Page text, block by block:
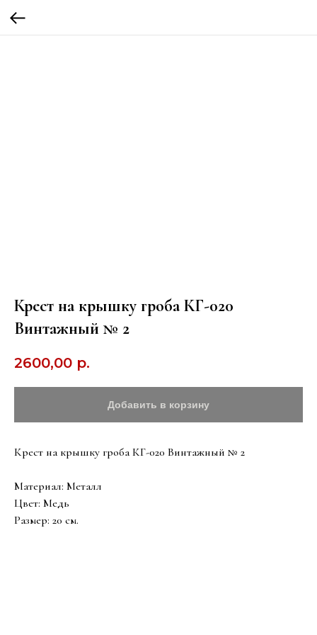
Крест на крышку гроба КГ-020
Винтажный № 2
2600,00 р.
Добавить в корзину
Крест на крышку гроба КГ-020 Винтажный № 2
Материал: Металл
Цвет: Медь
Размер: 20 см.